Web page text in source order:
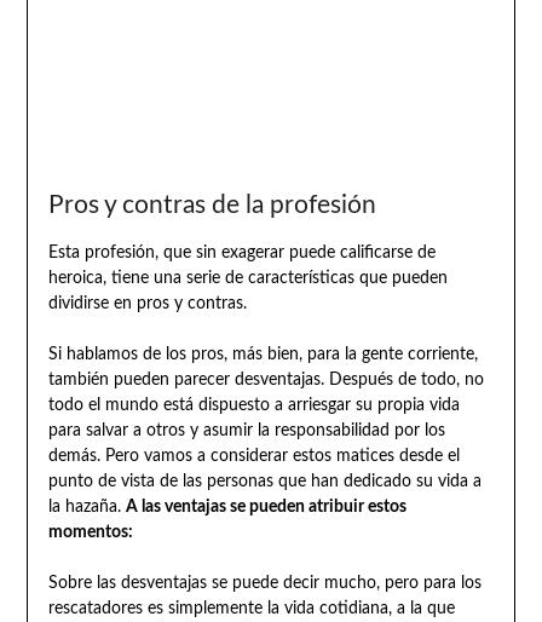
Pros y contras de la profesión
Esta profesión, que sin exagerar puede calificarse de
heroica, tiene una serie de características que pueden
dividirse en pros y contras.
Si hablamos de los pros, más bien, para la gente corriente,
también pueden parecer desventajas. Después de todo, no
todo el mundo está dispuesto a arriesgar su propia vida
para salvar a otros y asumir la responsabilidad por los
demás. Pero vamos a considerar estos matices desde el
punto de vista de las personas que han dedicado su vida a
la hazaña. A las ventajas se pueden atribuir estos
momentos:
Sobre las desventajas se puede decir mucho, pero para los
rescatadores es simplemente la vida cotidiana, a la que